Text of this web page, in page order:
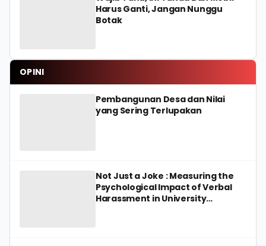
Harus Ganti, Jangan Nunggu
Botak
OPINI
Pembangunan Desa dan Nilai
yang Sering Terlupakan
Not Just a Joke : Measuring the
Psychological Impact of Verbal
Harassment in University